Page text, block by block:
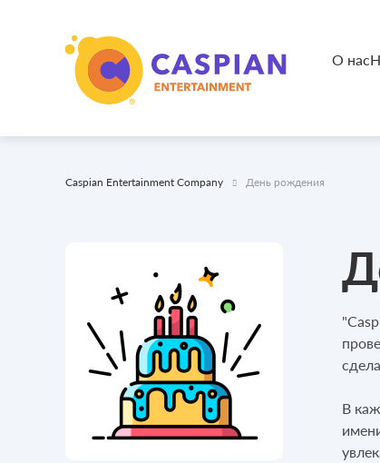
О нас
Caspian Entertainment Company День рождения
В